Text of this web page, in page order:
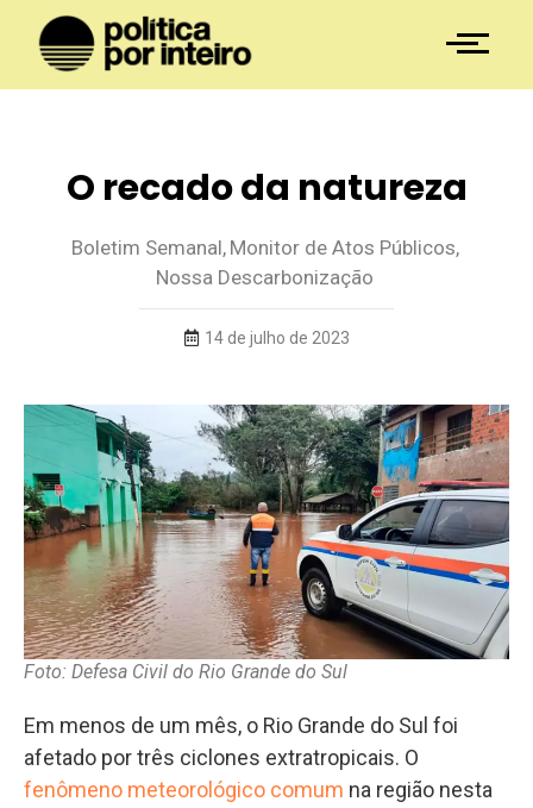
O recado da natureza
Boletim Semanal, Monitor de Atos Públicos,
Nossa Descarbonização
14 de julho de 2023
Foto: Defesa Civil do Rio Grande do Sul
Em menos de um mês, o Rio Grande do Sul foi
afetado por três ciclones extratropicais. O
fenômeno meteorológico comum na região nesta